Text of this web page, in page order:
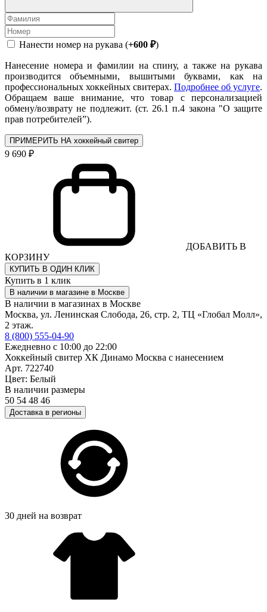
Нанести номер на рукава (+600 ₽)
Нанесение номера и фамилии на спину, а также на рукава
производится объемными, вышитыми буквами, как на
профессиональных хоккейных свитерах. Подробнее об услуге.
Обращаем ваше внимание, что товар с персонализацией
обмену/возврату не подлежит. (ст. 26.1 п.4 закона "О защите
прав потребителей”).
ПРИМЕРИТЬ НА хоккейный свитер
9 690 ₽
ДОБАВИТЬ В
КОРЗИНУ
КУПИТЬ В ОДИН КЛИК
Купить в 1 клик
В наличии в магазине в Москве
В наличии в магазинах в Москве
Москва, ул. Ленинская Слобода, 26, стр. 2, ТЦ «Глобал Молл»,
2 этаж.
8 (800) 555-04-90
Ежедневно с 10:00 до 22:00
Хоккейный свитер ХК Динамо Москва с нанесением
Арт. 722740
Цвет: Белый
В наличии размеры
50 54 48 46
Доставка в регионы
30 дней на возврат